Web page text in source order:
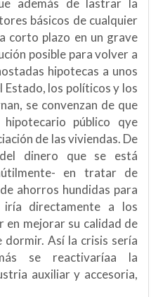
además de lastrar la
básicos de cualquier
corto plazo en un grave
posible para volver a
hipotecas a unos
Estado, los políticos y los
se convenzan de que
público qye
de las viviendas. De
dinero que se está
en tratar de
ahorros hundidas para
iría directamente a los
en mejorar su calidad de
Así la crisis sería
se reactivaríaa la
auxiliar y accesoria,